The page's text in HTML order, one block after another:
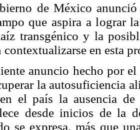
de México
que aspira a lograr
transgénico y la
contextualizarse en esta
anuncio hecho por
la autosuficiencia
el país la ausencia
desde inicios de la
se expresa, más que